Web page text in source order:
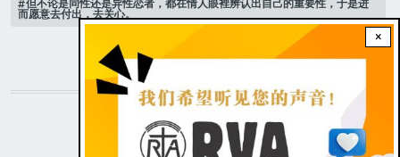
×
但不论是同性还是异性恋者，都在情人眼裡辨认出自己的重要性，于是进
而愿意去付出，去关心。
STAY CONNECTED WITH US!